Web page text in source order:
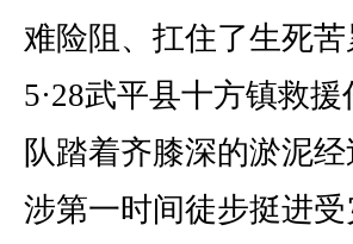
难险阻、扛住了生死
5·28武平县十方镇救
队踏着齐膝深的淤泥
涉第一时间徒步挺进